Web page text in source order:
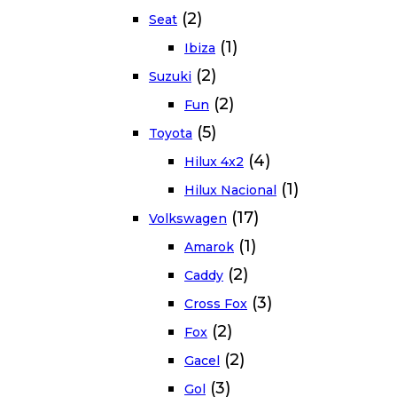
Seat (2)
Ibiza (1)
Suzuki (2)
Fun (2)
Toyota (5)
Hilux 4x2 (4)
Hilux Nacional (1)
Volkswagen (17)
Amarok (1)
Caddy (2)
Cross Fox (3)
Fox (2)
Gacel (2)
Gol (3)